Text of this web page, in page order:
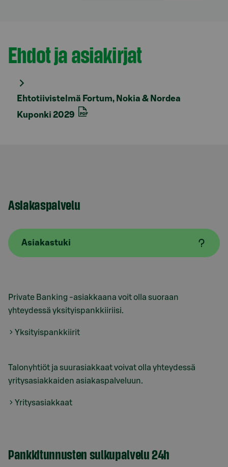
Osio otsikolla
Ehdot ja asiakirjat
Ehtotiivistelmä Fortum, Nokia & Nordea
Kuponki 2029
Asiakaspalvelu
Asiakastuki
Private Banking -asiakkaana voit olla suoraan
yhteydessä yksityispankkiiriisi.
Yksityispankkiirit
Talonyhtiöt ja suurasiakkaat voivat olla yhteydessä
yritysasiakkaiden asiakaspalveluun.
Yritysasiakkaat
Pankkitunnusten sulkupalvelu 24h